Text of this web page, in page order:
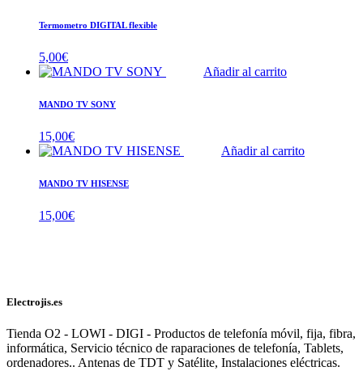
Termometro DIGITAL flexible
5,00€
Añadir al carrito
MANDO TV SONY
15,00€
Añadir al carrito
MANDO TV HISENSE
15,00€
Electrojis.es
Tienda O2 - LOWI - DIGI - Productos de telefonía móvil, fija, fibra,
informática, Servicio técnico de raparaciones de telefonía, Tablets,
ordenadores.. Antenas de TDT y Satélite, Instalaciones eléctricas.